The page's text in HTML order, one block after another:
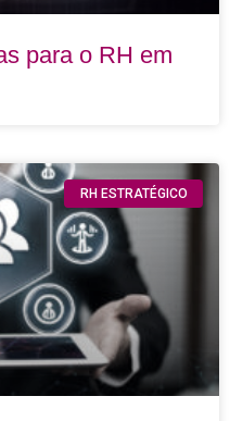
para o RH em
RH ESTRATÉGICO